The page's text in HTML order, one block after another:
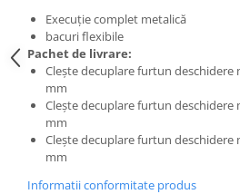
Execuţie complet metalică
bacuri flexibile
Pachet de livrare:
Cleşte decuplare furtun deschidere
mm
Cleşte decuplare furtun deschidere
mm
Cleşte decuplare furtun deschidere
mm
Informatii conformitate produs